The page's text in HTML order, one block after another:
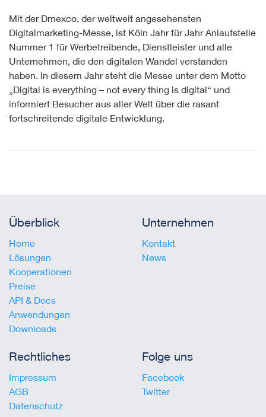
Mit der Dmexco, der weltweit angesehensten
Digitalmarketing-Messe, ist Köln Jahr für Jahr Anlaufstelle
Nummer 1 für Werbetreibende, Dienstleister und alle
Unternehmen, die den digitalen Wandel verstanden
haben. In diesem Jahr steht die Messe unter dem Motto
„Digital is everything – not every thing is digital“ und
informiert Besucher aus aller Welt über die rasant
fortschreitende digitale Entwicklung.
Überblick
Home
Lösungen
Kooperationen
Preise
API & Docs
Anwendungen
Downloads
Unternehmen
Kontakt
News
Rechtliches
Impressum
AGB
Datenschutz
Folge uns
Facebook
Twitter